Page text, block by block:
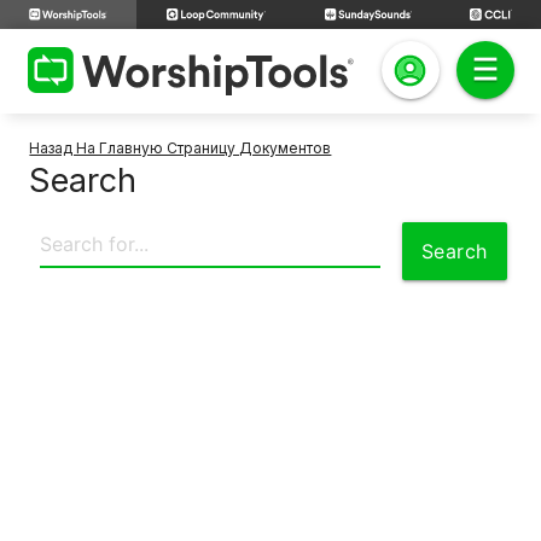
Назад На Главную Страницу Документов
Search
Search